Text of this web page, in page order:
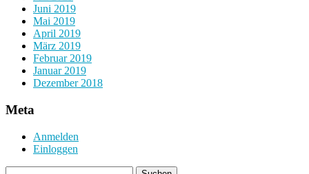
Juni 2019
Mai 2019
April 2019
März 2019
Februar 2019
Januar 2019
Dezember 2018
Meta
Anmelden
Einloggen